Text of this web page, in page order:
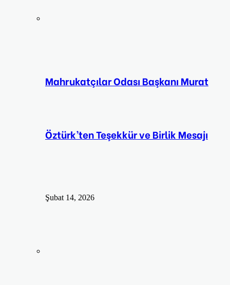
Mahrukatçılar Odası Başkanı Murat
Öztürk’ten Teşekkür ve Birlik Mesajı
Şubat 14, 2026